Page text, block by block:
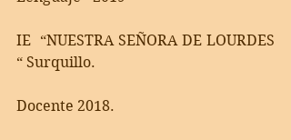
IE  “NUESTRA SEÑORA DE LOURDES
“ Surquillo.
Docente 2018.